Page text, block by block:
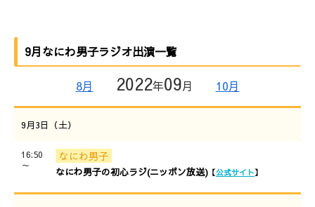
9月なにわ男子ラジオ出演一覧
8月 2022年09月 10月
9月3日（土）
16:50
～
なにわ男子
なにわ男子の初心ラジ(ニッポン放送) 【公式サイト】